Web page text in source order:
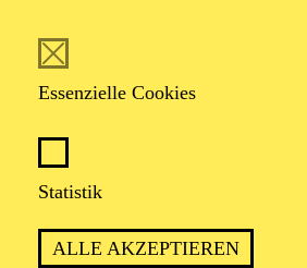
Essenzielle Cookies
Statistik
ALLE AKZEPTIEREN
es könnte gegenwärtig wohl kaum
geben. Das Festival hat sich zum